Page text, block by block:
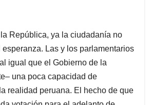
República, ya la ciudadanía no
Las y los parlamentarios
igual que el Gobierno de la
una poca capacidad de
realidad peruana. El hecho de que